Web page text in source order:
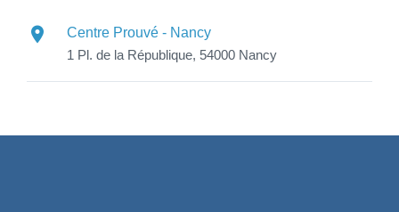
Centre Prouvé - Nancy
1 Pl. de la République, 54000 Nancy